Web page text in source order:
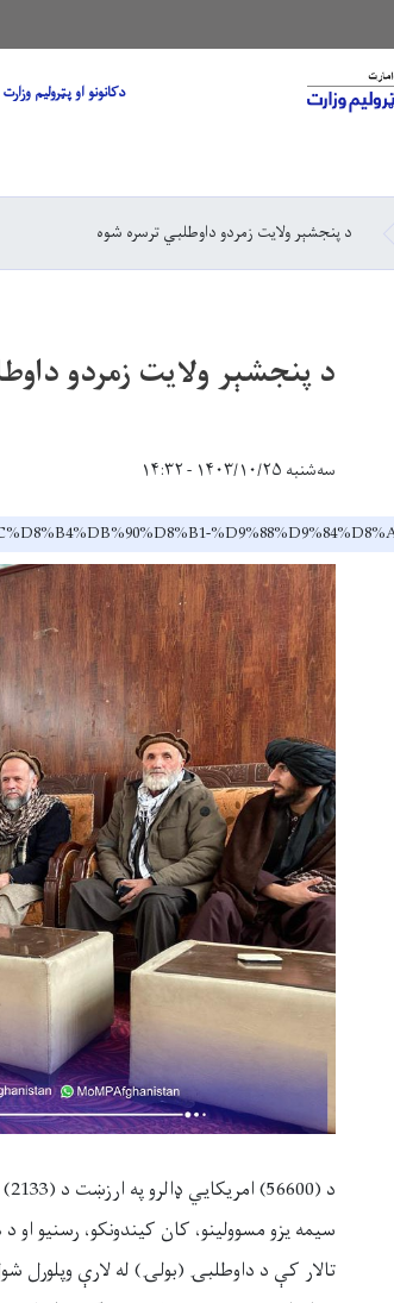
دکانونو او پټرولیم وزارت
د پنجشېر ولایت زمردو داوطلبي ترسره شوه
د پنجشېر ولایت زمردو
سه‌شنبه ۱۴۰۳/۱۰/۲۵ - ۱۴:۳۲
تالار کې د داوطلبۍ (بولۍ) له لارې وپلورل